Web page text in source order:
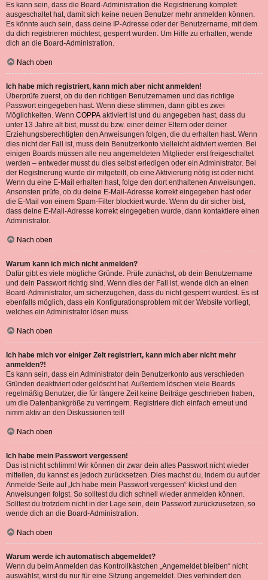
Es kann sein, dass die Board-Administration die Registrierung komplett
ausgeschaltet hat, damit sich keine neuen Benutzer mehr anmelden können.
Es könnte auch sein, dass deine IP-Adresse oder der Benutzername, mit dem
du dich registrieren möchtest, gesperrt wurden. Um Hilfe zu erhalten, wende
dich an die Board-Administration.
Nach oben
Ich habe mich registriert, kann mich aber nicht anmelden!
Überprüfe zuerst, ob du den richtigen Benutzernamen und das richtige
Passwort eingegeben hast. Wenn diese stimmen, dann gibt es zwei
Möglichkeiten. Wenn COPPA aktiviert ist und du angegeben hast, dass du
unter 13 Jahre alt bist, musst du bzw. einer deiner Eltern oder deiner
Erziehungsberechtigten den Anweisungen folgen, die du erhalten hast. Wenn
dies nicht der Fall ist, muss dein Benutzerkonto vielleicht aktiviert werden. Bei
einigen Boards müssen alle neu angemeldeten Mitglieder erst freigeschaltet
werden – entweder musst du dies selbst erledigen oder ein Administrator. Bei
der Registrierung wurde dir mitgeteilt, ob eine Aktivierung nötig ist oder nicht.
Wenn du eine E-Mail erhalten hast, folge den dort enthaltenen Anweisungen.
Ansonsten prüfe, ob du deine E-Mail-Adresse korrekt eingegeben hast oder
die E-Mail von einem Spam-Filter blockiert wurde. Wenn du dir sicher bist,
dass deine E-Mail-Adresse korrekt eingegeben wurde, dann kontaktiere einen
Administrator.
Nach oben
Warum kann ich mich nicht anmelden?
Dafür gibt es viele mögliche Gründe. Prüfe zunächst, ob dein Benutzername
und dein Passwort richtig sind. Wenn dies der Fall ist, wende dich an einen
Board-Administrator, um sicherzugehen, dass du nicht gesperrt wurdest. Es ist
ebenfalls möglich, dass ein Konfigurationsproblem mit der Website vorliegt,
welches ein Administrator lösen muss.
Nach oben
Ich habe mich vor einiger Zeit registriert, kann mich aber nicht mehr
anmelden?!
Es kann sein, dass ein Administrator dein Benutzerkonto aus verschieden
Gründen deaktiviert oder gelöscht hat. Außerdem löschen viele Boards
regelmäßig Benutzer, die für längere Zeit keine Beiträge geschrieben haben,
um die Datenbankgröße zu verringern. Registriere dich einfach erneut und
nimm aktiv an den Diskussionen teil!
Nach oben
Ich habe mein Passwort vergessen!
Das ist nicht schlimm! Wir können dir zwar dein altes Passwort nicht wieder
mitteilen, du kannst es jedoch zurücksetzen. Dies machst du, indem du auf der
Anmelde-Seite auf „Ich habe mein Passwort vergessen“ klickst und den
Anweisungen folgst. So solltest du dich schnell wieder anmelden können.
Solltest du trotzdem nicht in der Lage sein, dein Passwort zurückzusetzen, so
wende dich an die Board-Administration.
Nach oben
Warum werde ich automatisch abgemeldet?
Wenn du beim Anmelden das Kontrollkästchen „Angemeldet bleiben“ nicht
auswählst, wirst du nur für eine Sitzung angemeldet. Dies verhindert den